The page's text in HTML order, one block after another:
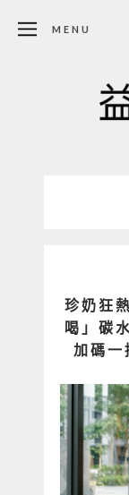
MENU
珍奶狂
喝」碳
加碼一